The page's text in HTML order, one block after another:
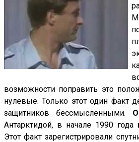
возможности поправить это
нулевые. Только этот один факт
защитников бессмысленными.
Антарктидой, в начале 1990 года
Этот факт зарегистрировали